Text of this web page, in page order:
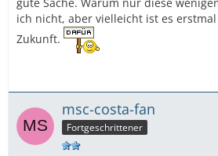
ich nicht, aber vielleicht ist es
Zukunft.
msc-costa-fan
Fortgeschrittener